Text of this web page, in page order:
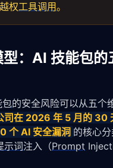
权工具调用。
型：AI 技能包的
包的安全风险可以从五个
在 2026 年 5 月的 30
个 AI 安全漏洞 的核心分
示词注入（Prompt